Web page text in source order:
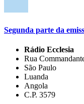
Segunda parte da
Rádio Ecclesia
Rua
São Paulo
Luanda
Angola
C.P. 3579